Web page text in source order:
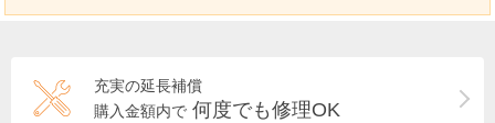
充実の延長補償
購入金額内で 何度でも修理OK